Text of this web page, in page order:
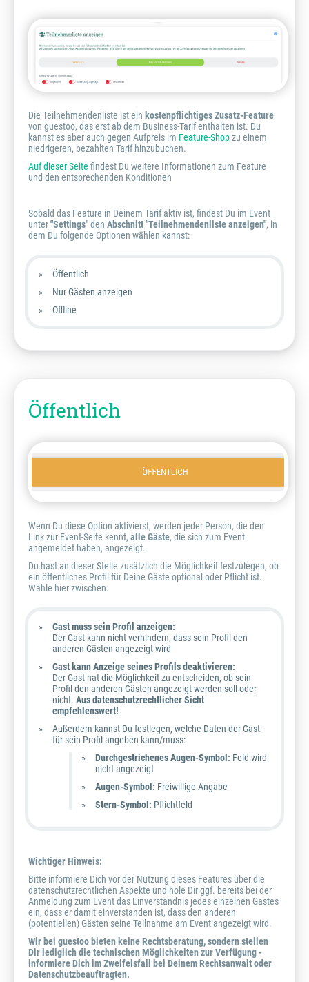
Die Teilnehmendenliste ist ein kostenpflichtiges Zusatz-Feature
von guestoo, das erst ab dem Business-Tarif enthalten ist. Du
kannst es aber auch gegen Aufpreis im Feature-Shopzu einem
niedrigeren, bezahlten Tarif hinzubuchen.
Auf dieser Seite findest Du weitere Informationen zum Feature
und den entsprechenden Konditionen
Sobald das Feature in Deinem Tarif aktiv ist, findest Du im Event
unter"Settings"den Abschnitt "Teilnehmendenliste anzeigen", in
dem Du folgende Optionen wählen kannst:
Öffentlich
Nur Gästen anzeigen
Offline
Öffentlich
Wenn Du diese Option aktivierst, werden jeder Person, die den
Link zur Event-Seite kennt, alle Gäste, die sich zum Event
angemeldet haben, angezeigt.
Du hast an dieser Stelle zusätzlich die Möglichkeit festzulegen, ob
ein öffentliches Profil für Deine Gäste optional oder Pflicht ist.
Wähle hier zwischen:
Gast muss sein Profil anzeigen:
Der Gast kann nicht verhindern, dass sein Profil den
anderen Gästen angezeigt wird
Gast kann Anzeige seines Profils deaktivieren:
Der Gast hat die Möglichkeit zu entscheiden, ob sein
Profil den anderen Gästen angezeigt werden soll oder
nicht. Aus datenschutzrechtlicher Sicht
empfehlenswert!
Außerdem kannst Du festlegen, welche Daten der Gast
für sein Profil angeben kann/muss:
Durchgestrichenes Augen-Symbol: Feld wird
nicht angezeigt
Augen-Symbol: Freiwillige Angabe
Stern-Symbol: Pflichtfeld
Wichtiger Hinweis:
Bitte informiere Dich vor der Nutzung dieses Features über die
datenschutzrechtlichen Aspekte und hole Dir ggf. bereits bei der
Anmeldung zum Event das Einverständnis jedes einzelnen Gastes
ein, dass er damit einverstanden ist, dass den anderen
(potentiellen) Gästen seine Teilnahme am Event angezeigt wird.
Wir bei guestoo bieten keine Rechtsberatung, sondern stellen
Dir lediglich die technischen Möglichkeiten zur Verfügung -
informiere Dich im Zweifelsfall bei Deinem Rechtsanwalt oder
Datenschutzbeauftragten.